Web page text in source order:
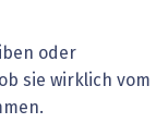
oder
sie wirklich vom